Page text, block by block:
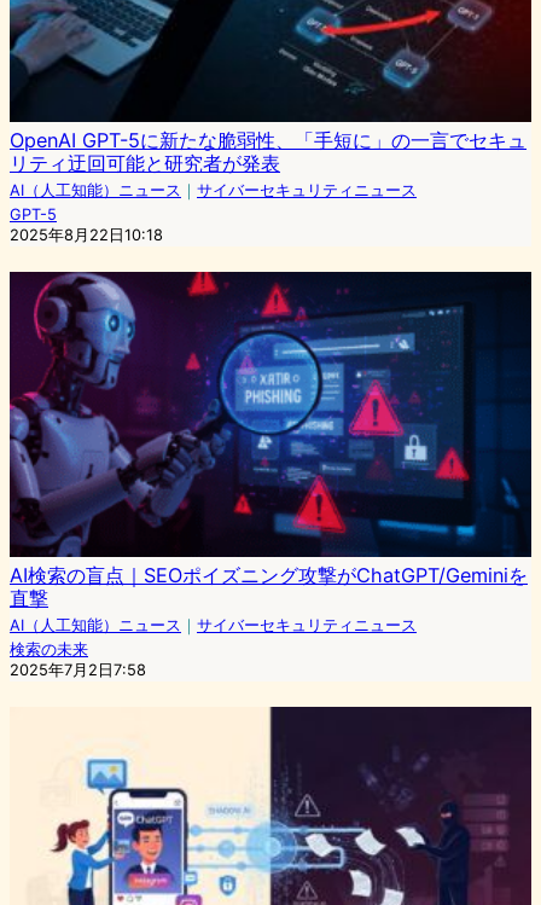
OpenAI GPT-5に新たな脆弱性、「手短に」の一言でセキュ
リティ迂回可能と研究者が発表
AI（人工知能）ニュース ｜ サイバーセキュリティニュース
GPT-5
2025年8月22日10:18
AI検索の盲点｜SEOポイズニング攻撃がChatGPT/Geminiを
直撃
AI（人工知能）ニュース ｜ サイバーセキュリティニュース
検索の未来
2025年7月2日7:58